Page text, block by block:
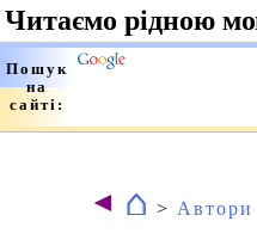
◄ ⌂ > Автори